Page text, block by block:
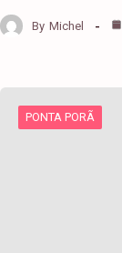
By Michel
PONTA PORÃ